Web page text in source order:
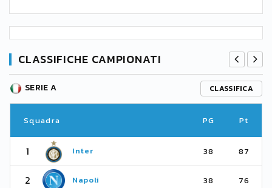
CLASSIFICHE CAMPIONATI
SERIE A CLASSIFICA
Squadra PG Pt
1 Inter 38 87
2 Napoli 38 76